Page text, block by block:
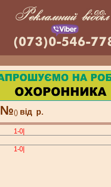
№() від р.
1-0|
1-0|